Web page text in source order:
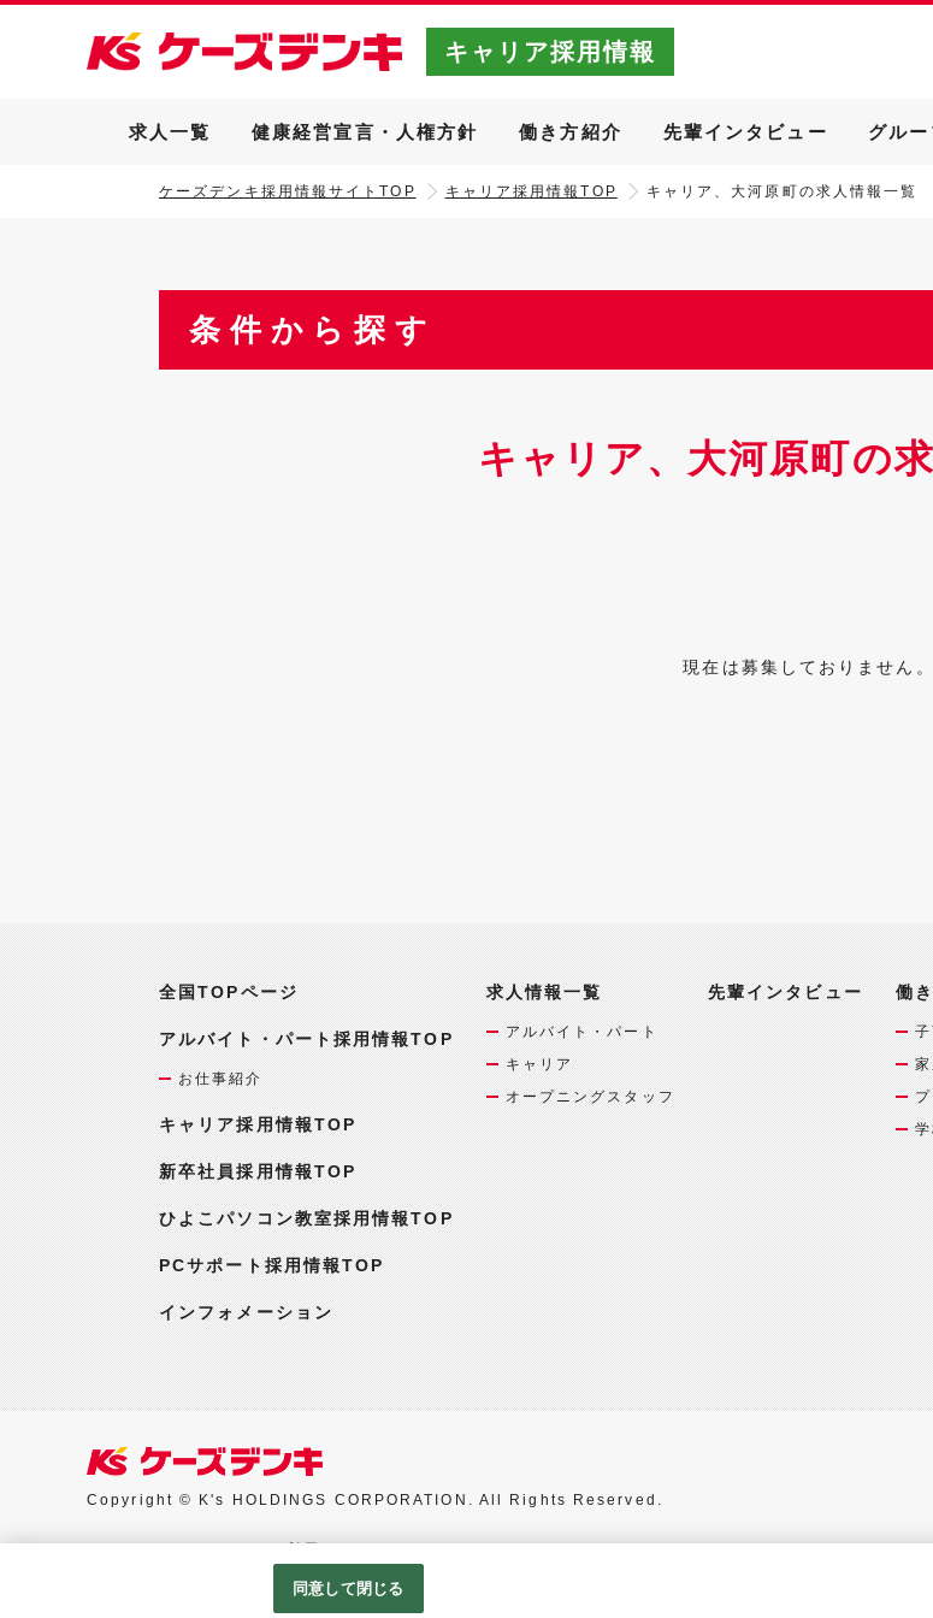
キャリア採用情報
求人一覧 健康経営宣言・人権方針 働き方紹介 先輩インタビュー グル
ケーズデンキ採用情報サイトTOP キャリア採用情報TOP キャリア、大河原町の求人情報一覧
条件から探す
キャリア、大河原町の
現在は募集しておりません。
全国TOPページ
アルバイト・パート採用情報TOP
お仕事紹介
キャリア採用情報TOP
新卒社員採用情報TOP
ひよこパソコン教室採用情報TOP
PCサポート採用情報TOP
インフォメーション
求人情報一覧
アルバイト・パート
キャリア
オープニングスタッフ
先輩インタビュー 働
Copyright © K's HOLDINGS CORPORATION. All Rights Reserved.
Googleアナリティクスの利用について
同意して閉じる